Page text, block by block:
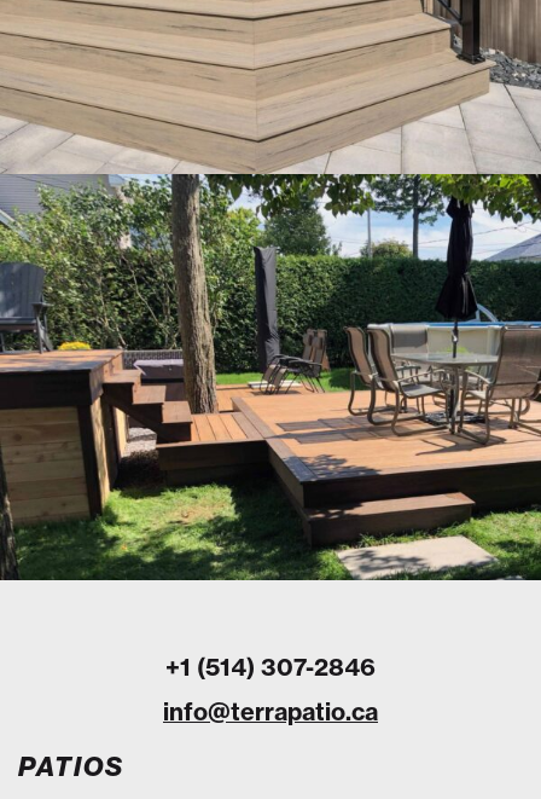
+1 (514) 307-2846
info@terrapatio.ca
PATIOS